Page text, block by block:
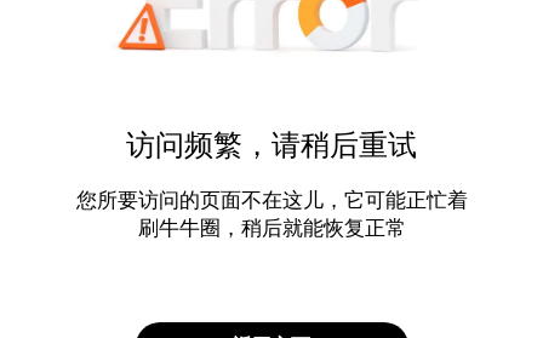
访问频繁，请稍后重试
您所要访问的页面不在这儿，它可能正忙着
刷牛牛圈，稍后就能恢复正常